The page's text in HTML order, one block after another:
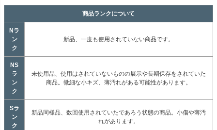
商品ランクについて
Nラ
ン
ク
新品、一度も使用されていない商品です。
NS
ラ
ン
ク
未使用品、使用はされていないものの展示や長期保存をされていた
商品。微細な小キズ、薄汚れがある可能性があります。
Sラ
ン
ク
新品同様品、数回使用されていたであろう状態の商品。小傷や薄汚
れがあります。